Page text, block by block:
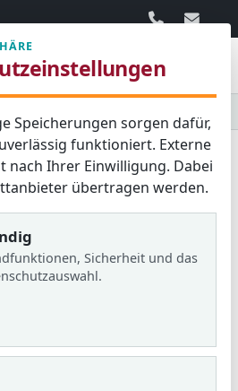
06103 / 30
Speicherungen sorgen dafür,
funktioniert. Externe
nach Ihrer Einwilligung. Dabei
übertragen werden.
Sicherheit und das